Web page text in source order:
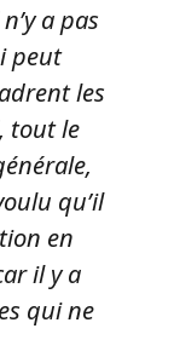
a pas
peut
les
tout le
qu’il
en
il y a
qui ne